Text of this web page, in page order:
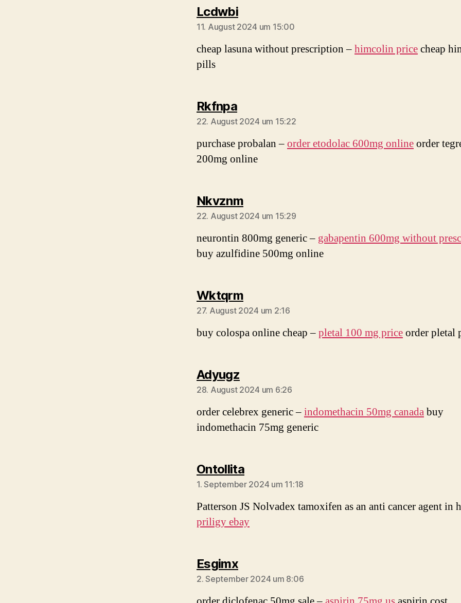
Lcdwbisagt:
11. August 2024 um 15:00
cheap lasuna without prescription –himcolin pricecheap
pills
Rkfnpasagt:
22. August 2024 um 15:22
purchase probalan –order etodolac 600mg onlineorder
200mg online
Nkvznmsagt:
22. August 2024 um 15:29
neurontin 800mg generic – gabapentin 600mg without
buy azulfidine 500mg online
Wktqrmsagt:
27. August 2024 um 2:16
buy colospa online cheap –pletal 100 mg priceorder pletal
Adyugz
28. August 2024 um 6:26
order celebrex generic –indomethacin 50mg canadabuy
indomethacin 75mg generic
Ontollitasagt:
1. September 2024 um 11:18
Patterson JS Nolvadex tamoxifen as an anti cancer agent in
priligy ebay
Esgimxsagt:
2. September 2024 um 8:06